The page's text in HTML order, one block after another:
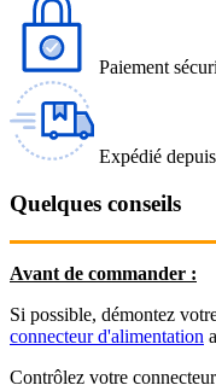
Paiement
Expédié
Quelques conseils
Avant de commander :
Si possible, démontez
connecteur d'alimentation
Contrôlez votre